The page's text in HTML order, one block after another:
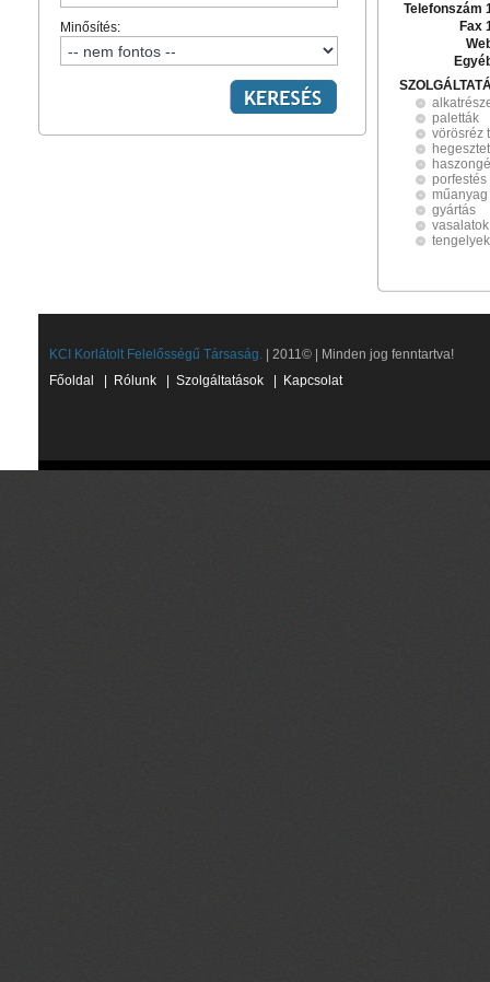
Minősítés:
Telefonszám
Fax
paletták
vörösréz
porfestés
gyártás
vasalatok
tengelyek
KCI Korlátolt Felelősségű Társaság. | 2011© | Minden jog fenntartva!
Főoldal
Rólunk Szolgáltatások Kapcsolat